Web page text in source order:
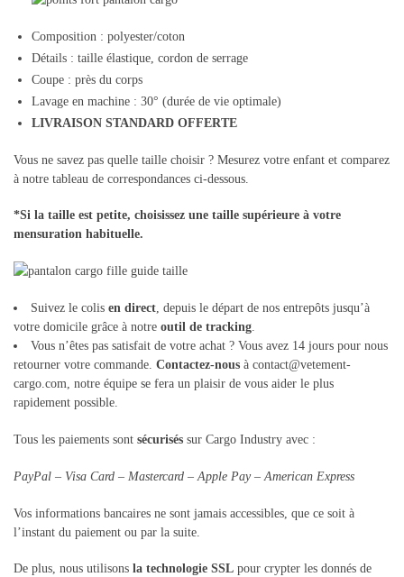
Composition : polyester/coton
Détails : taille élastique, cordon de serrage
Coupe : près du corps
Lavage en machine : 30° (durée de vie optimale)
LIVRAISON STANDARD OFFERTE
Vous ne savez pas quelle taille choisir ? Mesurez votre enfant et comparez
à notre tableau de correspondances ci-dessous.
*Si la taille est petite, choisissez une taille supérieure à votre
mensuration habituelle.
Suivez le colis en direct, depuis le départ de nos entrepôts jusqu’à
votre domicile grâce à notre outil de tracking.
Vous n’êtes pas satisfait de votre achat ? Vous avez 14 jours pour nous
retourner votre commande. Contactez-nous à contact@vetement-
cargo.com, notre équipe se fera un plaisir de vous aider le plus
rapidement possible.
Tous les paiements sont sécurisés sur Cargo Industry avec :
PayPal – Visa Card – Mastercard – Apple Pay – American Express
Vos informations bancaires ne sont jamais accessibles, que ce soit à
l’instant du paiement ou par la suite.
De plus, nous utilisons la technologie SSL pour crypter les donnés de